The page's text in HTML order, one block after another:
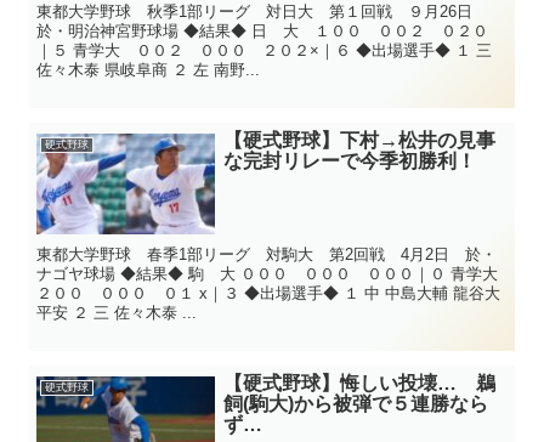
東都大学野球 秋季1部リーグ 対日大 第１回戦 ９月26日
於・明治神宮野球場 ◆結果◆ 日 大 １００ ００２ ０２０
｜５ 青学大 ００２ ０００ ２０２×｜６ ◆出場選手◆ １ 三
佐々木泰 県岐阜商 ２ 左 南野...
硬式野球
【硬式野球】下村→松井の見事
な完封リレーで今季初勝利！
東都大学野球 春季1部リーグ 対駒大 第2回戦 4月2日 於・
ナゴヤ球場 ◆結果◆ 駒 大 ０００ ０００ ０００｜０ 青学大
２００ ０００ ０１ x｜３ ◆出場選手◆ １ 中 中島大輔 龍谷大
平安 ２ 三 佐々木泰 ...
硬式野球
【硬式野球】悔しい投壊… 鵜
飼(駒大)から被弾で５連勝なら
ず…